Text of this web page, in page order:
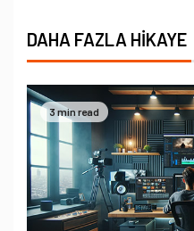
DAHA FAZLA HIKAYE
3 min read